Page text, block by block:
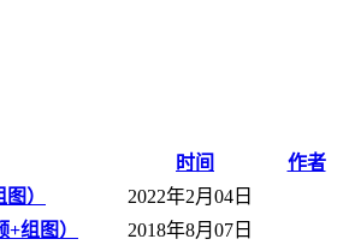
时间 作者
）
2022年2月04日
组图）
2018年8月07日